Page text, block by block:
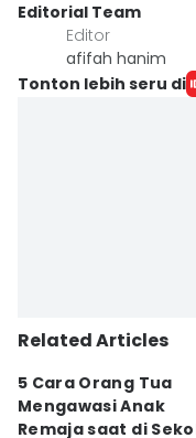
Editorial Team
Editor
afifah hanim
Tonton lebih seru di
Related Articles
5 Cara Orang Tua
Mengawasi Anak
Remaja saat di